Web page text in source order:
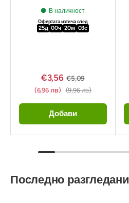
В наличност
Офертата изтича след
25д 00ч 20м 02с
€3,56 €5,09
(6,96 лв) (9,96 лв)
Добави
Последно разгледани